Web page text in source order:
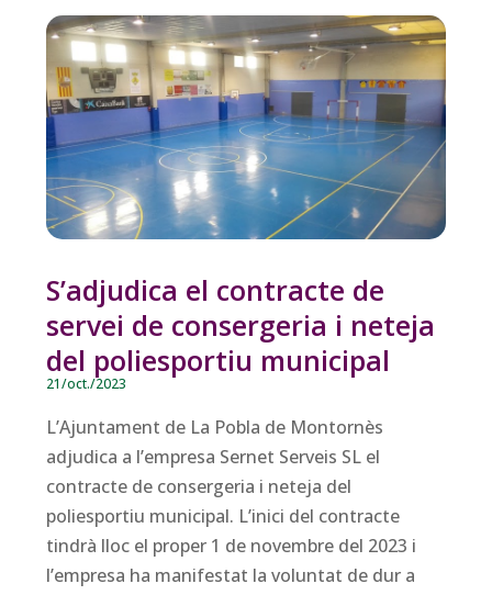
S’adjudica el contracte de
servei de consergeria i neteja
del poliesportiu municipal
21/oct./2023
L’Ajuntament de La Pobla de Montornès
adjudica a l’empresa Sernet Serveis SL el
contracte de consergeria i neteja del
poliesportiu municipal. L’inici del contracte
tindrà lloc el proper 1 de novembre del 2023 i
l’empresa ha manifestat la voluntat de dur a